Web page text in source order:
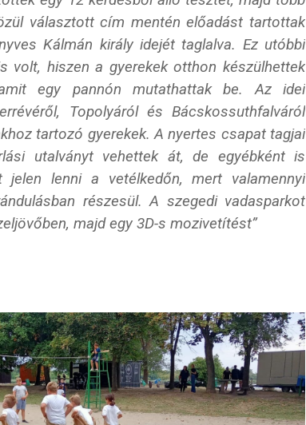
választott cím mentén előadást tartottak
Kálmán király idejét taglalva. Ez utóbbi
volt, hiszen a gyerekek otthon készülhettek
egy pannón mutathattak be. Az idei
Topolyáról és Bácskossuthfalváról
tartozó gyerekek. A nyertes csapat tagjai
utalványt vehettek át, de egyébként is
jelen lenni a vetélkedőn, mert valamennyi
részesül. A szegedi vadasparkot
majd egy 3D-s mozivetítést”